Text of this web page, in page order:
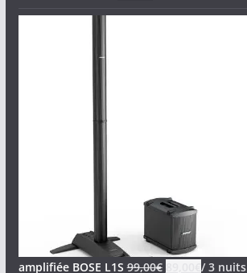
amplifiée BOSE L1S 99,00€ / 3 nuits